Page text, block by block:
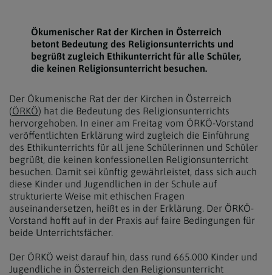
Ökumenischer Rat der Kirchen in Österreich
betont Bedeutung des Religionsunterrichts und
begrüßt zugleich Ethikunterricht für alle Schüler,
die keinen Religionsunterricht besuchen.
Der Ökumenische Rat der der Kirchen in Österreich
(ÖRKÖ) hat die Bedeutung des Religionsunterrichts
hervorgehoben. In einer am Freitag vom ÖRKÖ-Vorstand
veröffentlichten Erklärung wird zugleich die Einführung
des Ethikunterrichts für all jene Schülerinnen und Schüler
begrüßt, die keinen konfessionellen Religionsunterricht
besuchen. Damit sei künftig gewährleistet, dass sich auch
diese Kinder und Jugendlichen in der Schule auf
strukturierte Weise mit ethischen Fragen
auseinandersetzen, heißt es in der Erklärung. Der ÖRKÖ-
Vorstand hofft auf in der Praxis auf faire Bedingungen für
beide Unterrichtsfächer.
Der ÖRKÖ weist darauf hin, dass rund 665.000 Kinder und
Jugendliche in Österreich den Religionsunterricht